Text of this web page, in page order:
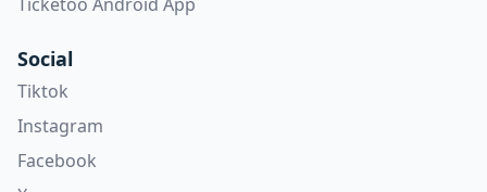
Social
Tiktok
Instagram
Facebook